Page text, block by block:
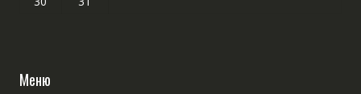
Меню